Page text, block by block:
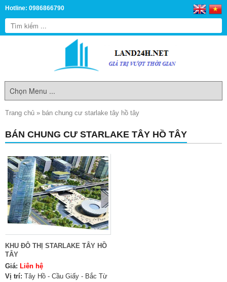
Hotline: 0986866790
Trang chủ » bán chung cư starlake tây hồ tây
BÁN CHUNG CƯ STARLAKE TÂY HỒ TÂY
KHU ĐÔ THỊ STARLAKE TÂY HỒ
TÂY
Giá: Liên hệ
Vị trí: Tây Hồ - Cầu Giấy - Bắc Từ